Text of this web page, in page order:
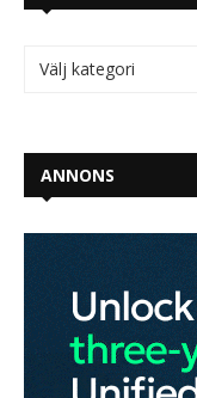
ANNONS